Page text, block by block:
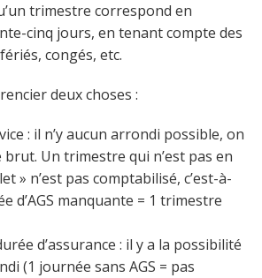
trimestre correspond en
cinq jours, en tenant compte des
congés, etc.
deux choses :
: il n’y aucun arrondi possible, on
Un trimestre qui n’est pas en
» n’est pas comptabilisé, c’est-à-
d’AGS manquante = 1 trimestre
d’assurance : il y a la possibilité
(1 journée sans AGS = pas